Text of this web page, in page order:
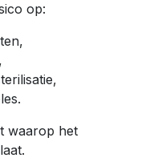
op:
waarop het